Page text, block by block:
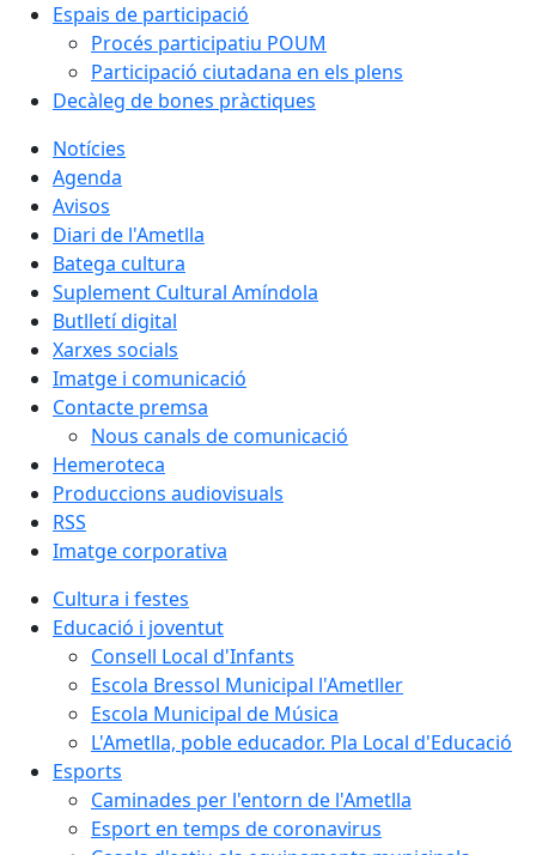
Espais de participació
Procés participatiu POUM
Participació ciutadana en els plens
Decàleg de bones pràctiques
Notícies
Agenda
Avisos
Diari de l'Ametlla
Batega cultura
Suplement Cultural Amíndola
Butlletí digital
Xarxes socials
Imatge i comunicació
Contacte premsa
Nous canals de comunicació
Hemeroteca
Produccions audiovisuals
RSS
Imatge corporativa
Cultura i festes
Educació i joventut
Consell Local d'Infants
Escola Bressol Municipal l'Ametller
Escola Municipal de Música
L'Ametlla, poble educador. Pla Local d'Educació
Esports
Caminades per l'entorn de l'Ametlla
Esport en temps de coronavirus